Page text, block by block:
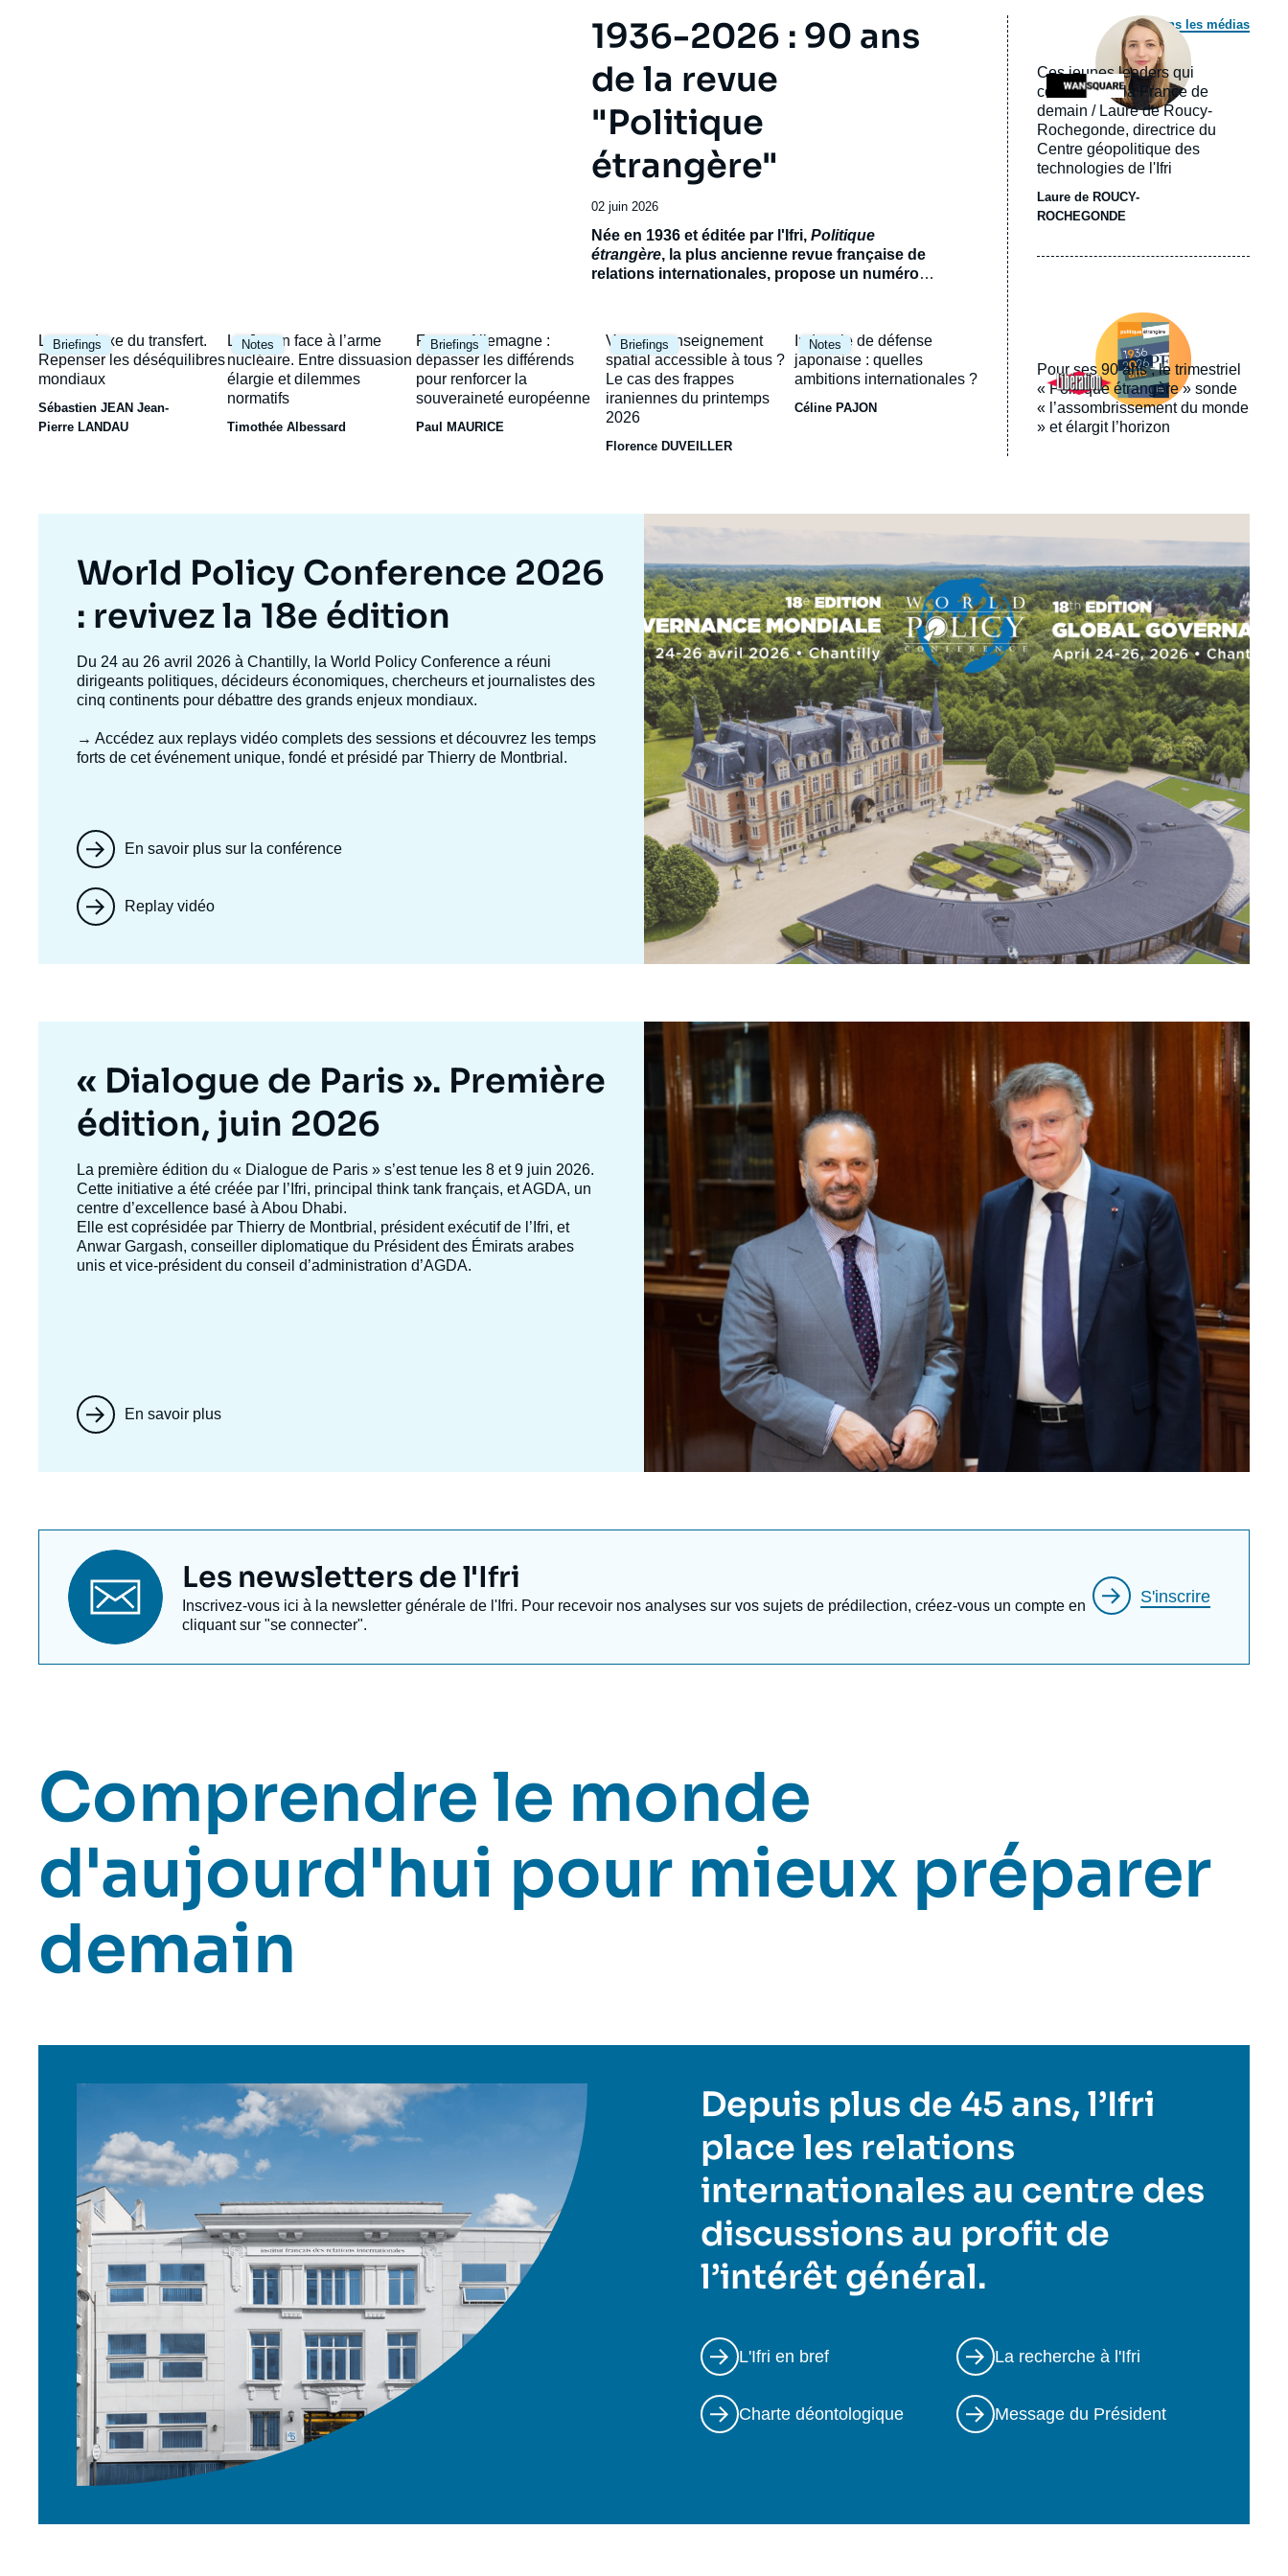
1936-2026 : 90 ans
de la revue
"Politique
étrangère"
Date
publication
02 juin 2026
Accroche
Née en 1936 et éditée par l'Ifri, Politique
étrangère, la plus ancienne revue française de
relations internationales, propose un numéro
contributeurs français et étrangers, ce numéro
ambitionne de dresser le panorama d’un monde
incertain et de ses avenirs possibles.
Briefings
Image
principale
Le paradoxe du transfert.
Repenser les déséquilibres
mondiaux
Sébastien JEAN Jean-
Pierre LANDAU
Notes
Image
principale
Le Japon face à l’arme
nucléaire. Entre dissuasion
élargie et dilemmes
normatifs
Timothée Albessard
Briefings
Image
principale
France-Allemagne :
dépasser les différends
pour renforcer la
souveraineté européenne
Paul MAURICE
Briefings
Image
principale
Vers un renseignement
spatial accessible à tous ?
Le cas des frappes
iraniennes du printemps
2026
Florence DUVEILLER
Notes
Image
principale
Industrie de défense
japonaise : quelles
ambitions internationales ?
Céline PAJON
Dans les médias
Logo
Image
principale
médiatique
Ces jeunes leaders qui
construisent la France de
demain / Laure de Roucy-
Rochegonde, directrice du
Centre géopolitique des
technologies de l'Ifri
Laure de ROUCY-
ROCHEGONDE
Logo
Image
principale
médiatique
Pour ses 90 ans , le trimestriel
« Politique étrangère » sonde
« l’assombrissement du monde
» et élargit l’horizon
Titre
mis
en
avant
World Policy Conference 2026
: revivez la 18e édition
Texte
accroche
Du 24 au 26 avril 2026 à Chantilly, la World Policy Conference a réuni
dirigeants politiques, décideurs économiques, chercheurs et journalistes des
cinq continents pour débattre des grands enjeux mondiaux.
→ Accédez aux replays vidéo complets des sessions et découvrez les temps
forts de cet événement unique, fondé et présidé par Thierry de Montbrial.
En savoir plus sur la conférence
Replay vidéo
mis
avant
Titre
mis
en
avant
« Dialogue de Paris ». Première
édition, juin 2026
Texte
accroche
La première édition du « Dialogue de Paris » s’est tenue les 8 et 9 juin 2026.
Cette initiative a été créée par l’Ifri, principal think tank français, et AGDA, un
centre d’excellence basé à Abou Dhabi.
Elle est coprésidée par Thierry de Montbrial , président exécutif de l’Ifri, et
Anwar Gargash, conseiller diplomatique du Président des Émirats arabes
unis et vice-président du conseil d’administration d’AGDA.
En savoir plus
Image
avant
Titre
newsletter
Les newsletters de l'Ifri
Texte
Newsletter
Inscrivez-vous ici à la newsletter générale de l'Ifri. Pour recevoir nos analyses sur vos sujets de prédilection, créez-vous un compte en
cliquant sur "se connecter".
S'inscrire
Comprendre le monde
d'aujourd'hui pour mieux préparer
demain
Depuis plus de 45 ans, l’Ifri
place les relations
internationales au centre des
discussions au profit de
l’intérêt général.
L'Ifri en bref La recherche à l'Ifri
Charte déontologique Message du Président